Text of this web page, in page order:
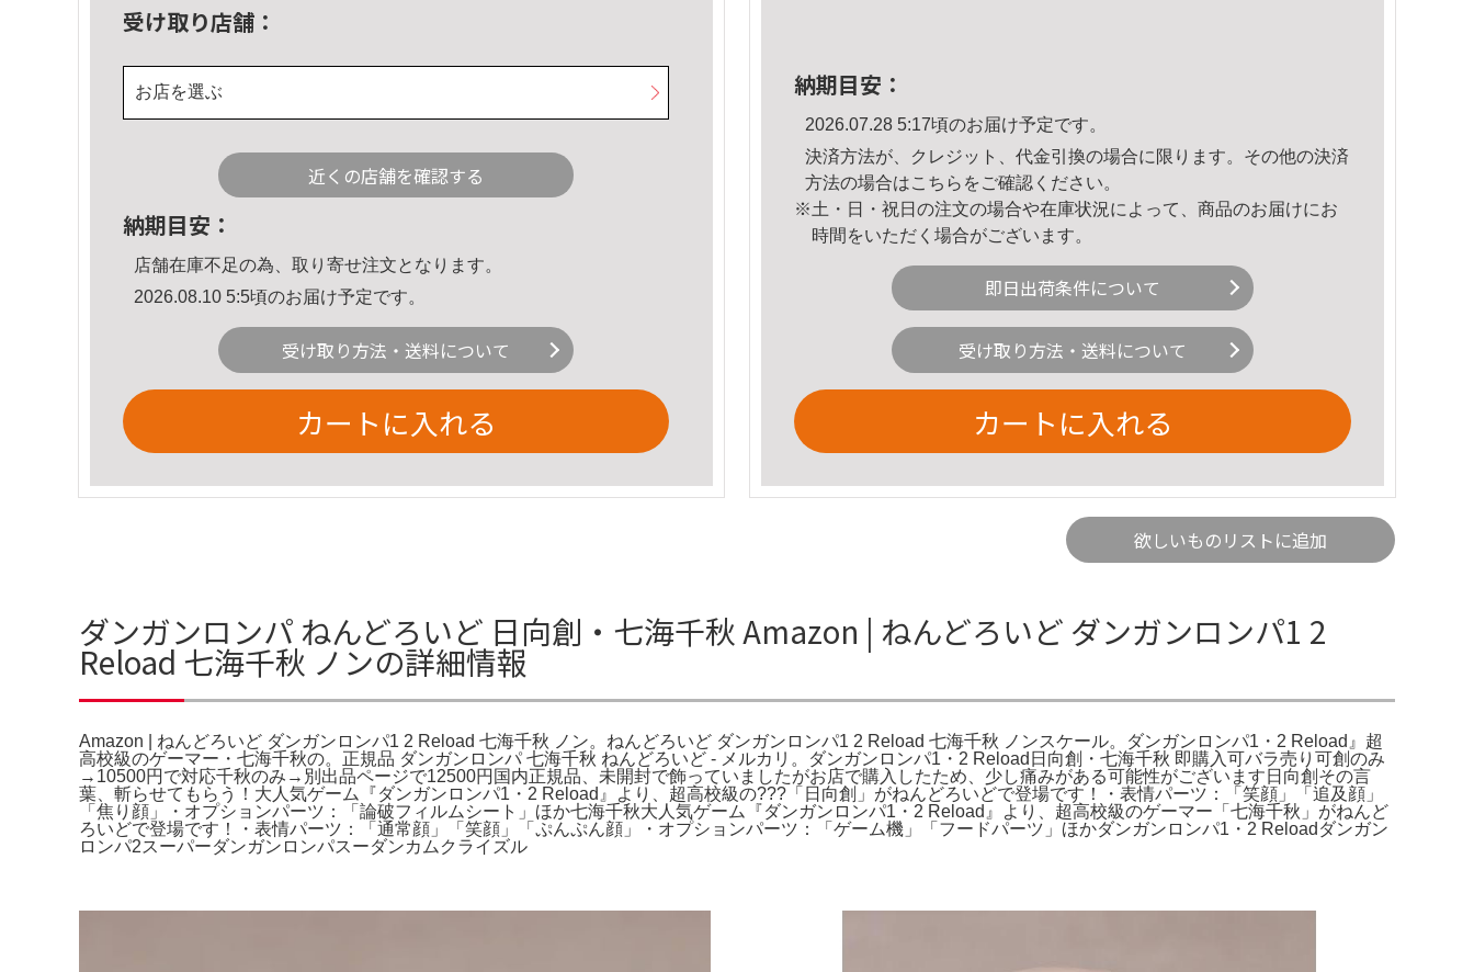
受け取り店舗：
お店を選ぶ
近くの店舗を確認する
納期目安：
店舗在庫不足の為、取り寄せ注文となります。
2026.08.10 5:5頃のお届け予定です。
受け取り方法・送料について
カートに入れる
納期目安：
2026.07.28 5:17頃のお届け予定です。
決済方法が、クレジット、代金引換の場合に限ります。その他の決済
方法の場合はこちら をご確認ください。
※土・日・祝日の注文の場合や在庫状況によって、商品のお届けにお
時間をいただく場合がございます。
即日出荷条件について
受け取り方法・送料について
カートに入れる
欲しいものリストに追加
ダンガンロンパ ねんどろいど 日向創・七海千秋 Amazon | ねんどろいど ダンガンロンパ1 2
Reload 七海千秋 ノンの詳細情報
Amazon | ねんどろいど ダンガンロンパ1 2 Reload 七海千秋 ノン。ねんどろいど ダンガンロンパ1 2 Reload 七海千秋 ノンスケール。ダンガンロンパ1・2 Reload』超
高校級のゲーマー・七海千秋の。正規品 ダンガンロンパ 七海千秋 ねんどろいど - メルカリ。ダンガンロンパ1・2 Reload日向創・七海千秋 即購入可バラ売り可創のみ
→10500円で対応千秋のみ→別出品ページで12500円国内正規品、未開封で飾っていましたがお店で購入したため、少し痛みがある可能性がございます日向創その言
葉、斬らせてもらう！大人気ゲーム『ダンガンロンパ1・2 Reload』より、超高校級の???「日向創」がねんどろいどで登場です！・表情パーツ：「笑顔」「追及顔」
「焦り顔」・オプションパーツ：「論破フィルムシート」ほか七海千秋大人気ゲーム『ダンガンロンパ1・2 Reload』より、超高校級のゲーマー「七海千秋」がねんど
ろいどで登場です！・表情パーツ：「通常顔」「笑顔」「ぷんぷん顔」・オプションパーツ：「ゲーム機」「フードパーツ」ほかダンガンロンパ1・2 Reloadダンガン
ロンパ2スーパーダンガンロンパスーダンカムクライズル